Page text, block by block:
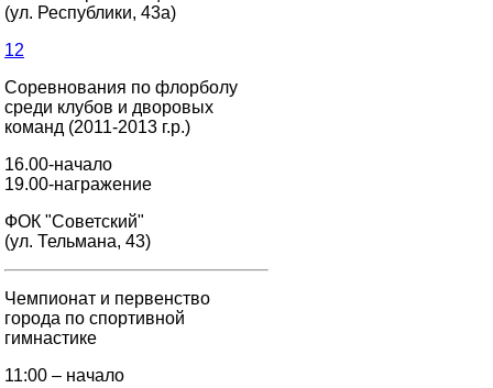
(ул. Республики, 43а)
12
Соревнования по флорболу
среди клубов и дворовых
команд (2011-2013 г.р.)
16.00-начало
19.00-награжение
ФОК "Советский"
(ул. Тельмана, 43)
Чемпионат и первенство
города по спортивной
гимнастике
11:00 – начало